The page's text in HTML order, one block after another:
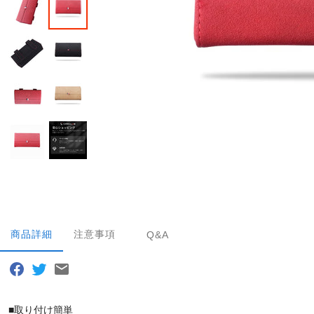
商品詳細 注意事項 Q&A
■取り付け簡単